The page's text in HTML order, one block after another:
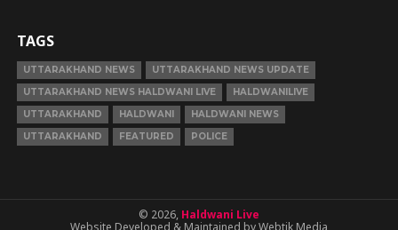
TAGS
UTTARAKHAND NEWS
UTTARAKHAND NEWS UPDATE
UTTARAKHAND NEWS HALDWANI LIVE
HALDWANILIVE
UTTARAKHAND
HALDWANI
HALDWANI NEWS
UTTARAKHAND
FEATURED POLICE
© 2026, Haldwani Live
Website Developed & Maintained by Webtik Media